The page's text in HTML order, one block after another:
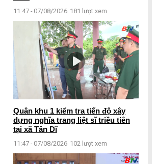
11:47 - 07/08/2026 181 lượt xem
Quân khu 1 kiểm tra tiến độ xây
dựng nghĩa trang liệt sĩ triều tiên
tại xã Tân Dĩ
11:47 - 07/08/2026 102 lượt xem